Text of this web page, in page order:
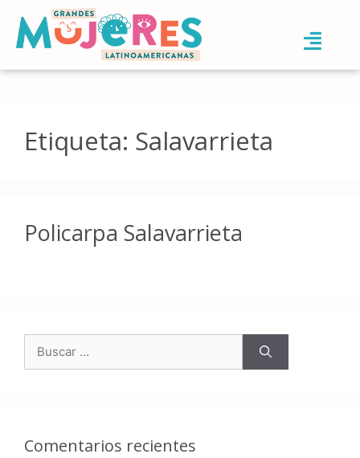
Etiqueta: Salavarrieta
Policarpa Salavarrieta
Comentarios recientes